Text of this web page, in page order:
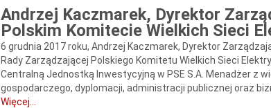
Andrzej Kaczmarek, Dyrektor
Polskim Komitecie Wielkich Sieci
6 grudnia 2017 roku, Andrzej Kaczmarek, Dyrektor
Rady Zarządzającej Polskiego Komitetu Wielkich Sieci
Centralną Jednostką Inwestycyjną w PSE S.A. Menadżer z
gospodarczego, dyplomacji, administracji publicznej oraz
Więcej...